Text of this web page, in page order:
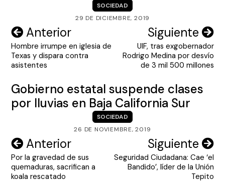
VIDEOS
SOCIEDAD
29 DE DICIEMBRE, 2019
Navegación
de
entradas
Anterior
Hombre irrumpe en iglesia de
Texas y dispara contra
asistentes
Siguiente
UIF, tras exgobernador
Rodrigo Medina por desvío
de 3 mil 500 millones
Gobierno estatal suspende clases
por lluvias en Baja California Sur
SOCIEDAD
26 DE NOVIEMBRE, 2019
Navegación
de
entradas
Anterior
Por la gravedad de sus
quemaduras, sacrifican a
koala rescatado
Siguiente
Seguridad Ciudadana: Cae ‘el
Bandido’, líder de la Unión
Tepito